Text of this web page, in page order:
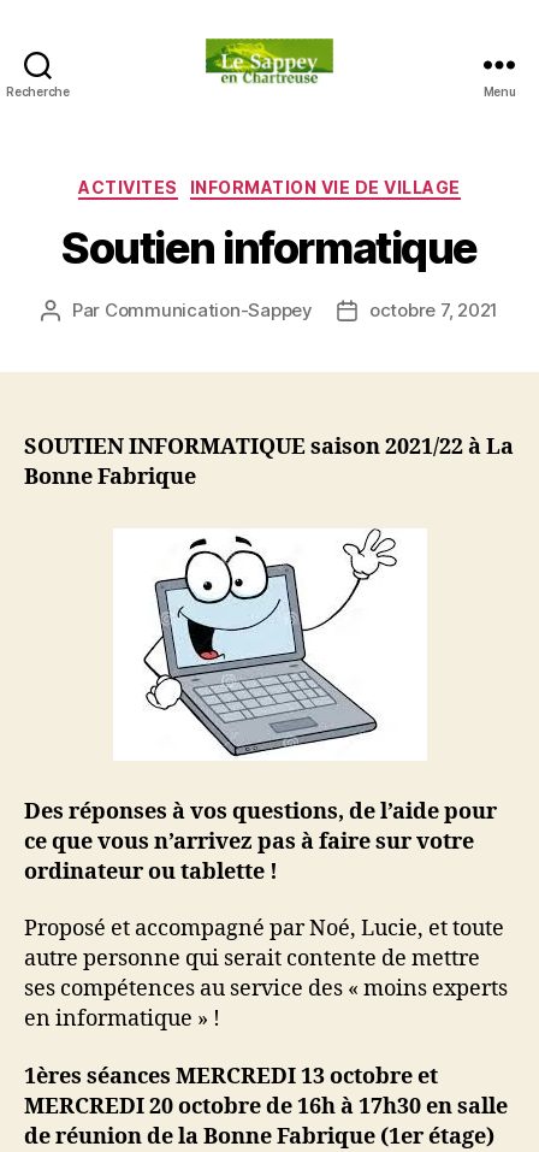
Recherche
en
Chartreuse
Menu
Catégories
ACTIVITES INFORMATION VIE DE VILLAGE
Soutien informatique
Auteur
Par Communication-Sappey
Dateoctobre 7, 2021
SOUTIEN INFORMATIQUE saison 2021/22 à La
Bonne Fabrique
Des réponses à vos questions, de l’aide pour
ce que vous n’arrivez pas à faire sur votre
ordinateur ou tablette !
Proposé et accompagné par Noé, Lucie, et toute
autre personne qui serait contente de mettre
ses compétences au service des « moins experts
en informatique » !
1ères séances MERCREDI 13 octobre et
MERCREDI 20 octobre de 16h à 17h30 en salle
de réunion de la Bonne Fabrique (1er étage)